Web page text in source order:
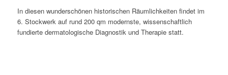
In diesen wunderschönen historischen Räumlichkeiten findet im
6. Stockwerk auf rund 200 qm modernste, wissenschaftlich
fundierte dermatologische Diagnostik und Therapie statt.